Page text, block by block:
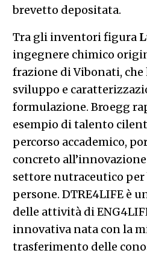
brevetto depositata.
Tra gli inventori figura
ingegnere chimico
frazione di Vibonati,
sviluppo e
formulazione. Broegg
esempio di talento
percorso accademico,
concreto
settore nutraceutico per
persone. DTRE4LIFE è
delle attività di
innovativa nata con la
trasferimento delle